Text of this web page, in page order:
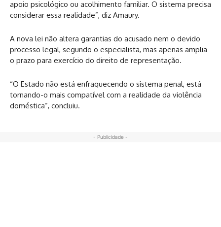
apoio psicológico ou acolhimento familiar. O sistema precisa
considerar essa realidade”, diz Amaury.
A nova lei não altera garantias do acusado nem o devido
processo legal, segundo o especialista, mas apenas amplia
o prazo para exercício do direito de representação.
“O Estado não está enfraquecendo o sistema penal, está
tornando-o mais compatível com a realidade da violência
doméstica”, concluiu.
- Publicidade -